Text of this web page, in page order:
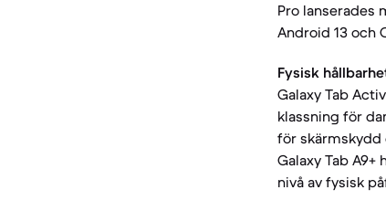
Pro lanserades
Android 13 och
Fysisk
Galaxy Tab
klassning för
för skärmskydd
Galaxy Tab
nivå av fysisk